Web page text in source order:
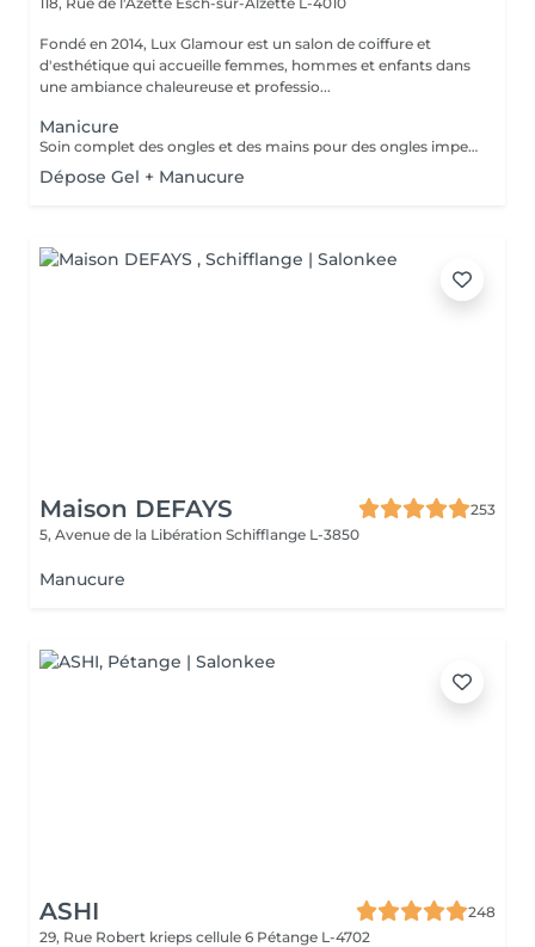
Fondé en 2014, Lux Glamour est un salon de coiffure et
d'esthétique qui accueille femmes, hommes et enfants dans
une ambiance chaleureuse et professio...
Manicure
Soin complet des ongles et des mains pour des ongles impeccables et une peau douce. Choisissez entre finition classique, vernis ou nail art pour sublimer vos mains avec élégance.
Dépose Gel + Manucure
Maison DEFAYS
253
5, Avenue de la Libération Schifflange L-3850
Manucure
ASHI
248
29, Rue Robert krieps cellule 6 Pétange L-4702